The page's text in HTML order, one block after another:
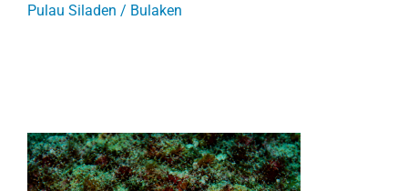
Pulau Siladen / Bulaken